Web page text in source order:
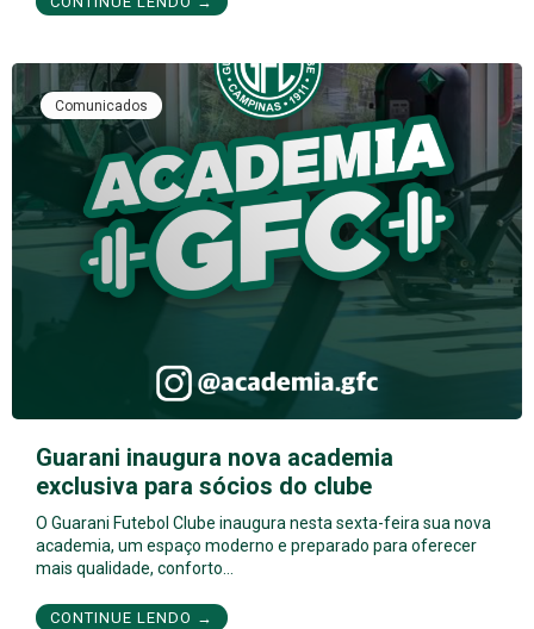
Comunicados
Guarani inaugura nova academia
exclusiva para sócios do clube
O Guarani Futebol Clube inaugura nesta sexta-feira sua nova
academia, um espaço moderno e preparado para oferecer
mais qualidade, conforto…
CONTINUE LENDO →